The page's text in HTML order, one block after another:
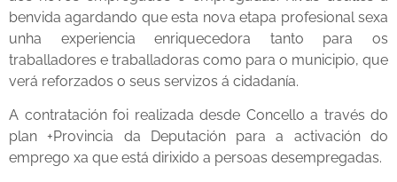
benvida agardando que esta nova etapa profesional sexa
unha experiencia enriquecedora tanto para os
traballadores e traballadoras como para o municipio, que
verá reforzados o seus servizos á cidadanía.
A contratación foi realizada desde Concello a través do
plan +Provincia da Deputación para a activación do
emprego xa que está dirixido a persoas desempregadas.